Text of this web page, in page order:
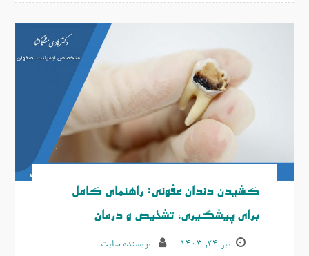
کشیدن دندان عفونی: راهنمای کامل
برای پیشگیری، تشخیص و درمان
تیر ۲۴, ۱۴۰۳ نویسنده سایت